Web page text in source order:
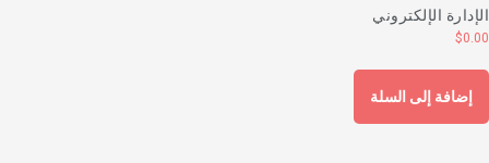
الإلكتروني
$
إضافة إلى السلة